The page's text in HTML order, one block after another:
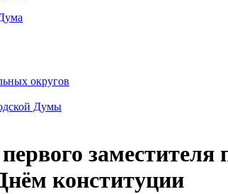
округов
Думы
конституции